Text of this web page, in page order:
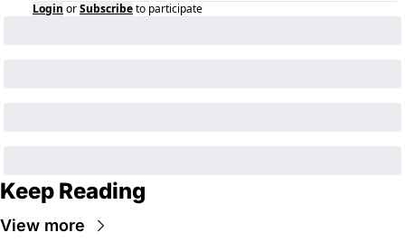
Login orSubscribeto participate
Keep Reading
View more